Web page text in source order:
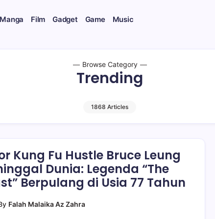
Film Gadget Game Music
Browse Category
Trending
1868 Articles
Kung Fu Hustle Bruce Leung
Dunia: Legenda “The
Berpulang di Usia 77 Tahun
Falah Malaika Az Zahra